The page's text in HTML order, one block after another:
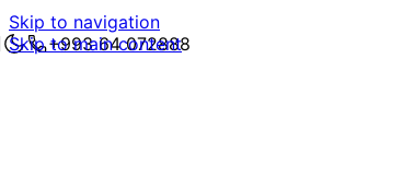
Skip to navigation
Skip to main content
+993 64 072888